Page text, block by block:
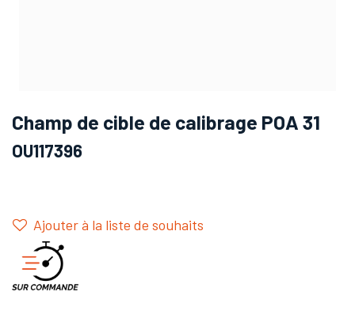
Champ de cible de calibrage POA 31
OU117396
Ajouter à la liste de souhaits